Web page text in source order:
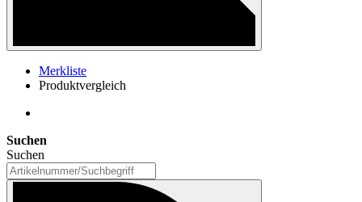
Merkliste
Produktvergleich
Suchen
Suchen